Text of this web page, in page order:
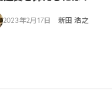
2023年2月17日 新田 浩之